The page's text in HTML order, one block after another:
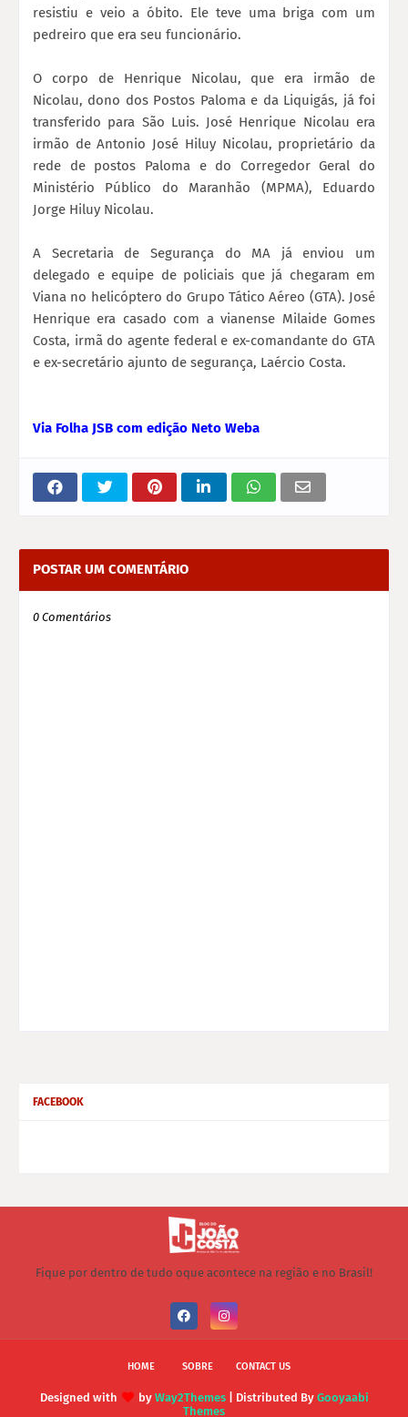
resistiu e veio a óbito. Ele teve uma briga com um
pedreiro que era seu funcionário.
O corpo de Henrique Nicolau, que era irmão de
Nicolau, dono dos Postos Paloma e da Liquigás, já foi
transferido para São Luis. José Henrique Nicolau era
irmão de Antonio José Hiluy Nicolau, proprietário da
rede de postos Paloma e do Corregedor Geral do
Ministério Público do Maranhão (MPMA), Eduardo
Jorge Hiluy Nicolau.
A Secretaria de Segurança do MA já enviou um
delegado e equipe de policiais que já chegaram em
Viana no helicóptero do Grupo Tático Aéreo (GTA). José
Henrique era casado com a vianense Milaide Gomes
Costa, irmã do agente federal e ex-comandante do GTA
e ex-secretário ajunto de segurança, Laércio Costa.
Via Folha JSB com edição Neto Weba
POSTAR UM COMENTÁRIO
0 Comentários
FACEBOOK
Fique por dentro de tudo oque acontece na região e no Brasil!
HOME SOBRE CONTACT US
Designed with by Way2Themes| Distributed By Gooyaabi
Themes